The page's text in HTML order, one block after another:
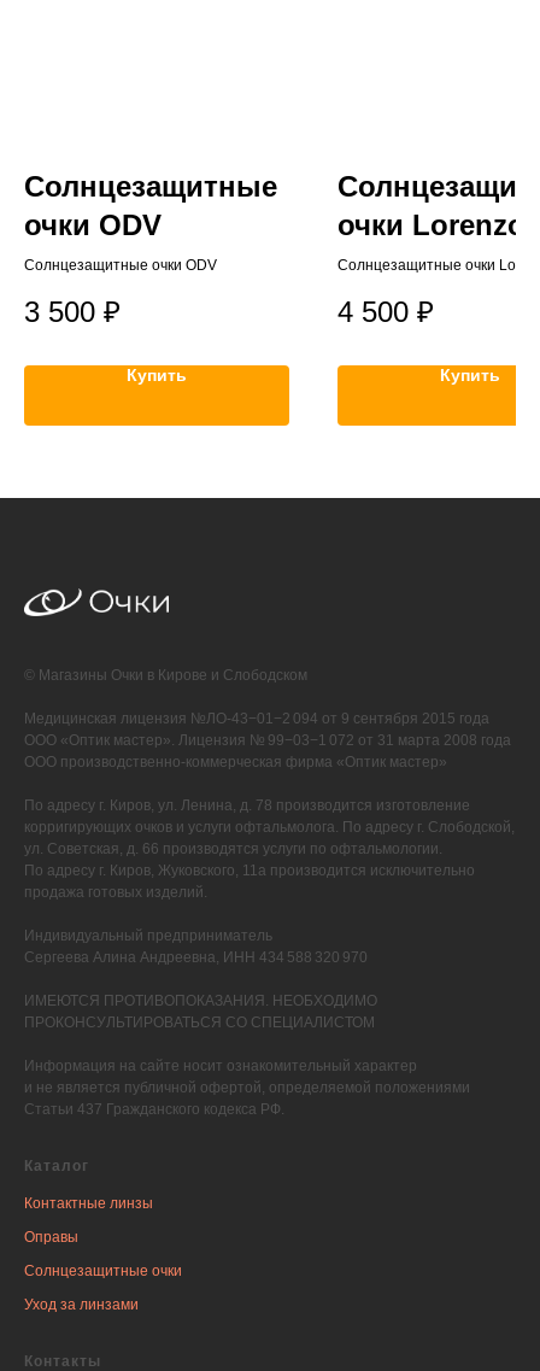
Солнцезащитные
очки ODV
Солнцезащитные очки ODV
3 500 ₽
Купить
очки Lorenzo
Lotto
Cолнцезащитные очки
4 500 ₽
Купить
© Магазины Очки в Кирове и Слободском
Медицинская лицензия №ЛО-43−01−2 094 от 9 сентября 2015 года
ООО «Оптик мастер». Лицензия № 99−03−1 072 от 31 марта 2008 года
ООО производственно-коммерческая фирма «Оптик мастер»
По адресу г. Киров, ул. Ленина, д. 78 производится изготовление
корригирующих очков и услуги офтальмолога. По адресу г. Слободской,
ул. Советская, д. 66 производятся услуги по офтальмологии.
По адресу г. Киров, Жуковского, 11а производится исключительно
продажа готовых изделий.
Индивидуальный предприниматель
Сергеева Алина Андреевна, ИНН 434 588 320 970
ИМЕЮТСЯ ПРОТИВОПОКАЗАНИЯ. НЕОБХОДИМО
ПРОКОНСУЛЬТИРОВАТЬСЯ СО СПЕЦИАЛИСТОМ
Информация на сайте носит ознакомительный характер
и не является публичной офертой, определяемой положениями
Статьи 437 Гражданского кодекса РФ.
Каталог
Контактные линзы
Оправы
Солнцезащитные очки
Уход за линзами
Контакты